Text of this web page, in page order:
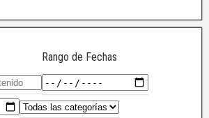
Rango de Fechas